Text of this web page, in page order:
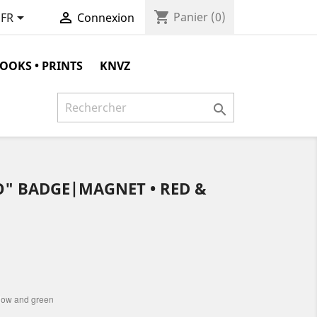
FR  Connexion shopping_cart Panier (0)
• PRINTS KNVZ

BADGE|MAGNET • RED &
and green